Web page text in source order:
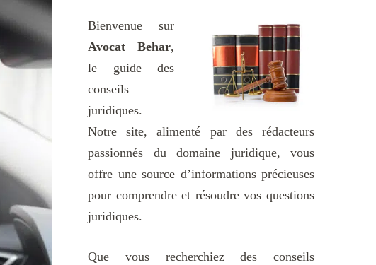
Bienvenue sur
Avocat Behar,
le guide des
conseils
juridiques.
Notre site, alimenté par des rédacteurs
passionnés du domaine juridique, vous
offre une source d’informations précieuses
pour comprendre et résoudre vos questions
juridiques.
Que vous recherchiez des conseils